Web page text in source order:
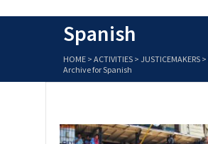
Spanish
HOME > ACTIVITIES > JUSTICEMAKERS >
Archive for Spanish